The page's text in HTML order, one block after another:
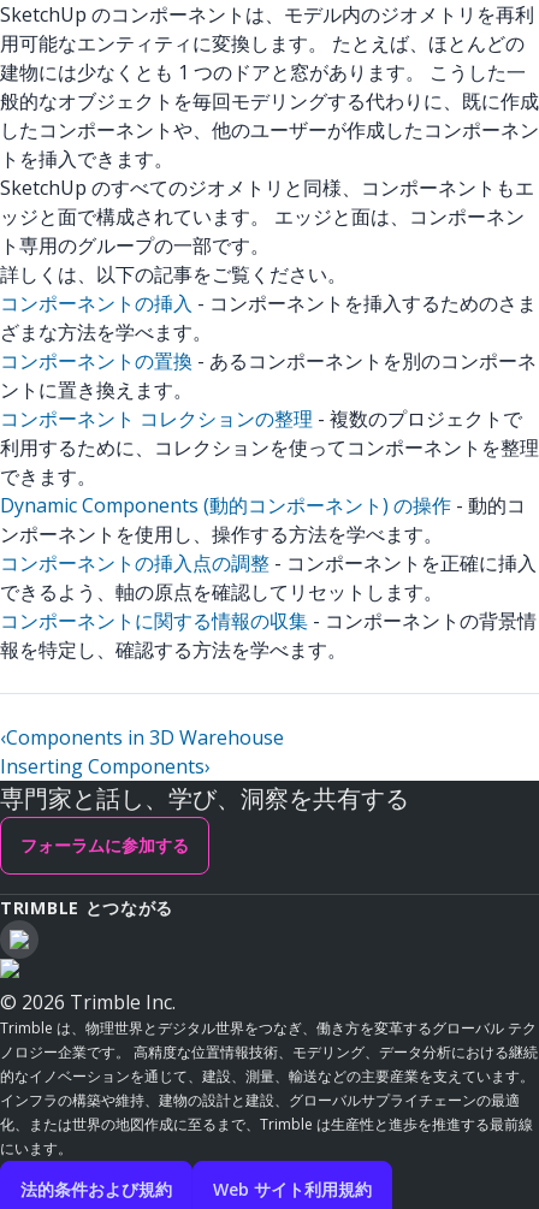
SketchUp のコンポーネントは、モデル内のジオメトリを再利
用可能なエンティティに変換します。 たとえば、ほとんどの
建物には少なくとも 1 つのドアと窓があります。 こうした一
般的なオブジェクトを毎回モデリングする代わりに、既に作成
したコンポーネントや、他のユーザーが作成したコンポーネン
トを挿入できます。
SketchUp のすべてのジオメトリと同様、コンポーネントもエ
ッジと面で構成されています。 エッジと面は、コンポーネン
ト専用のグループの一部です。
詳しくは、以下の記事をご覧ください。
コンポーネントの挿入 - コンポーネントを挿入するためのさま
ざまな方法を学べます。
コンポーネントの置換 - あるコンポーネントを別のコンポーネ
ントに置き換えます。
コンポーネント コレクションの整理 - 複数のプロジェクトで
利用するために、コレクションを使ってコンポーネントを整理
できます。
Dynamic Components (動的コンポーネント) の操作 - 動的コ
ンポーネントを使用し、操作する方法を学べます。
コンポーネントの挿入点の調整 - コンポーネントを正確に挿入
できるよう、軸の原点を確認してリセットします。
コンポーネントに関する情報の収集 - コンポーネントの背景情
報を特定し、確認する方法を学べます。
‹Components in 3D Warehouse
Inserting Components›
専門家と話し、学び、洞察を共有する
フォーラムに参加する
TRIMBLE とつながる
© 2026 Trimble Inc.
Trimble は、物理世界とデジタル世界をつなぎ、働き方を変革するグローバル テク
ノロジー企業です。 高精度な位置情報技術、モデリング、データ分析における継続
的なイノベーションを通じて、建設、測量、輸送などの主要産業を支えています。
インフラの構築や維持、建物の設計と建設、グローバルサプライチェーンの最適
化、または世界の地図作成に至るまで、Trimble は生産性と進歩を推進する最前線
にいます。
法的条件および規約 Web サイト利用規約